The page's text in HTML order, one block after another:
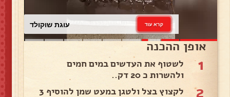
עוגת שוקולד קרא עוד
אופן ההכנה
1
לשטוף את העדשים במים חמים
ולהשרות כ 20 דק..
2
לקצוץ בצל ולטגן במעט שמן להוסיף 3